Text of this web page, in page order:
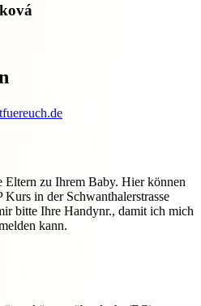
zu Ihrem Baby. Hier können
in der Schwanthalerstrasse
bitte Ihre Handynr., damit ich mich
kann.